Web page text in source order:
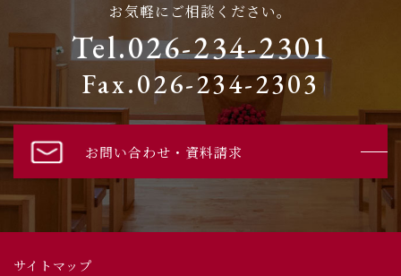
お気軽にご相談ください。
Tel.026-234-2301
Fax.026-234-2303
お問い合わせ・資料請求
サイトマップ